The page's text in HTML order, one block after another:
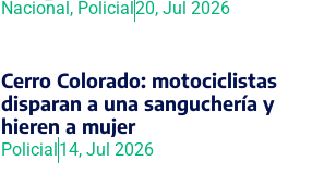
Nacional, Policial20, Jul 2026
Cerro Colorado: motociclistas
disparan a una sanguchería y
hieren a mujer
Policial14, Jul 2026